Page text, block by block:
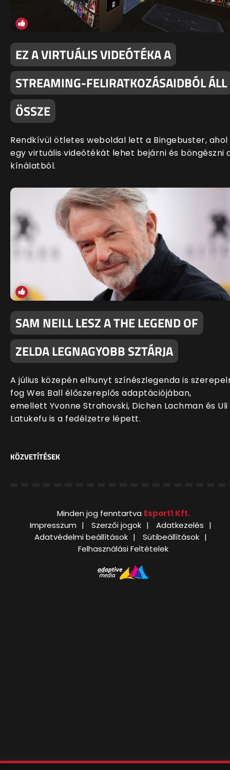
EZ A VIRTUÁLIS VIDEÓTÉKA A
STREAMING-FELIRATKOZÁSAIDBÓL ÁLL
ÖSSZE
Rendkívül ötletes weboldal lett a Bingebuster, ahol
egy virtuális videótékát lehet bejárni és böngészni
kínálatból.
SAM NEILL LESZ A THE LEGEND OF
ZELDA LEGNAGYOBB SZTÁRJA
A július közepén elhunyt színészlegenda is
fog Wes Ball élőszereplős adaptációjában,
emellett Yvonne Strahovski, Dichen Lachman és Uli
Latukefu is a fedélzetre lépett.
KÖZVETÍTÉSEK
Minden jog fenntartva Esport1 Kft.
Impresszum
Szerzői jogok
Adatkezelés
Adatvédelmi beállítások
Sütibeállítások
Felhasználási Feltételek